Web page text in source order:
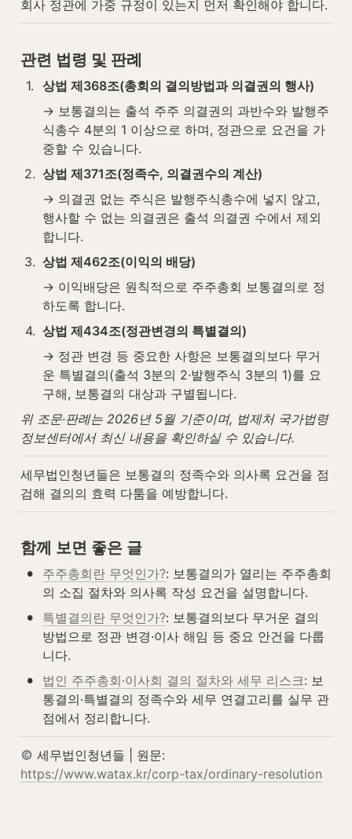
회사 정관에 가중 규정이 있는지 먼저 확인해야 합니다.
관련 법령 및 판례
1. 상법 제368조(총회의 결의방법과 의결권의 행사)
→ 보통결의는 출석 주주 의결권의 과반수와 발행주
식총수 4분의 1 이상으로 하며, 정관으로 요건을 가
중할 수 있습니다.
2. 상법 제371조(정족수, 의결권수의 계산)
→ 의결권 없는 주식은 발행주식총수에 넣지 않고,
행사할 수 없는 의결권은 출석 의결권 수에서 제외
합니다.
3. 상법 제462조(이익의 배당)
→ 이익배당은 원칙적으로 주주총회 보통결의로 정
하도록 합니다.
4. 상법 제434조(정관변경의 특별결의)
→ 정관 변경 등 중요한 사항은 보통결의보다 무거
운 특별결의(출석 3분의 2·발행주식 3분의 1)를 요
구해, 보통결의 대상과 구별됩니다.
위 조문·판례는 2026년 5월 기준이며, 법제처 국가법령
정보센터에서 최신 내용을 확인하실 수 있습니다.
세무법인청년들은 보통결의 정족수와 의사록 요건을 점
검해 결의의 효력 다툼을 예방합니다.
함께 보면 좋은 글
• 주주총회란 무엇인가?: 보통결의가 열리는 주주총회
의 소집 절차와 의사록 작성 요건을 설명합니다.
• 특별결의란 무엇인가?: 보통결의보다 무거운 결의
방법으로 정관 변경·이사 해임 등 중요 안건을 다룹
니다.
• 법인 주주총회·이사회 결의 절차와 세무 리스크: 보
통결의·특별결의 정족수와 세무 연결고리를 실무 관
점에서 정리합니다.
https://www.watax.kr/corp-tax/ordinary-resolution